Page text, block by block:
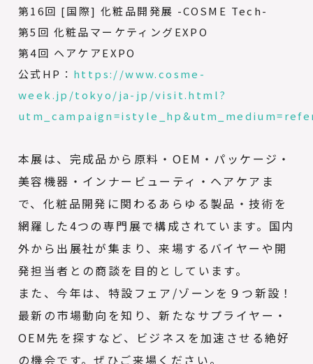
第16回 [国際] 化粧品開発展 -COSME Tech-
第5回 化粧品マーケティングEXPO
第4回 ヘアケアEXPO
公式HP： https://www.cosme-
week.jp/tokyo/ja-jp/visit.html?
本展は、完成品から原料・OEM・パッケージ・
美容機器・インナービューティ・ヘアケアま
で、化粧品開発に関わるあらゆる製品・技術を
網羅した4つの専門展で構成されています。国内
外から出展社が集まり、来場するバイヤーや開
発担当者との商談を目的としています。
また、今年は、特設フェア/ゾーンを９つ新設！
最新の市場動向を知り、新たなサプライヤー・
OEM先を探すなど、ビジネスを加速させる絶好
の機会です。ぜひご来場ください。